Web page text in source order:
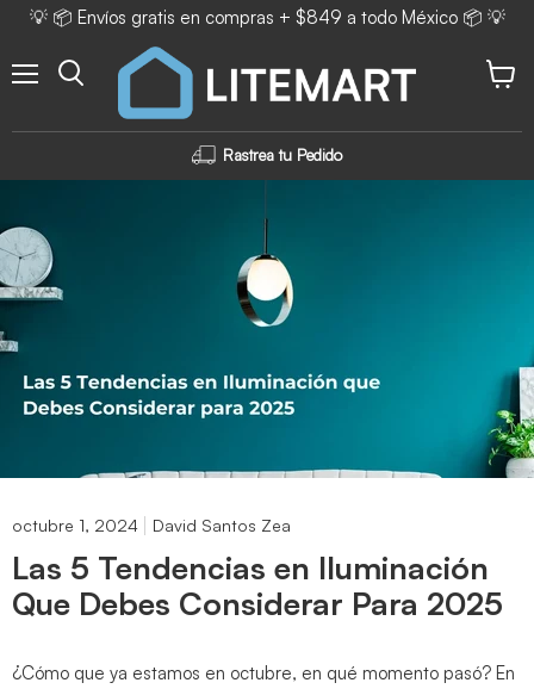
💡 📦 Envíos gratis en compras + $849 a todo México 📦 💡
Rastrea tu Pedido
octubre 1, 2024 David Santos Zea
Las 5 Tendencias en Iluminación
Que Debes Considerar Para 2025
¿Cómo que ya estamos en octubre, en qué momento pasó? En